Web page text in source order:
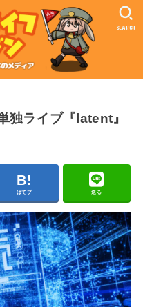
SEARCH
独ライブ『latent』
はてブ 送る